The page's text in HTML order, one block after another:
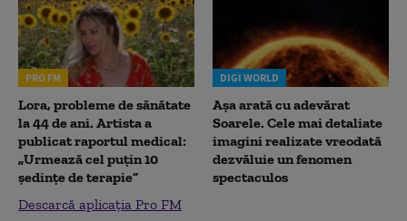
PRO FM
Lora, probleme de sănătate
la 44 de ani. Artista a
publicat raportul medical:
„Urmează cel puțin 10
ședințe de terapie”
Descarcă aplicația Pro FM
DIGI WORLD
Așa arată cu adevărat
Soarele. Cele mai detaliate
imagini realizate vreodată
dezvăluie un fenomen
spectaculos